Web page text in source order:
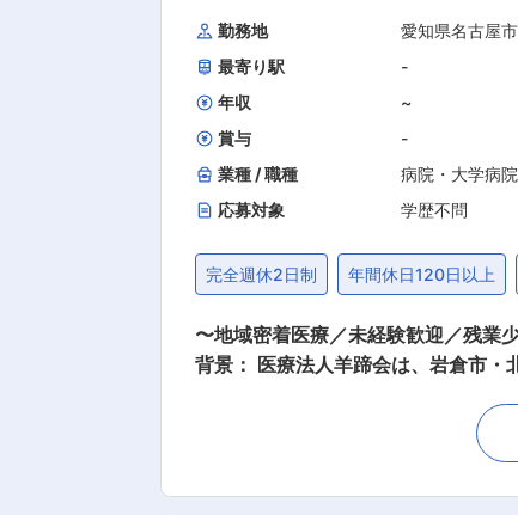
を目指しています。水処理を中心に
ループの一員であり、世界中の先進
勤務地
愛知県名古屋
最寄り駅
-
年収
~
賞与
-
業種 / 職種
病院・大学病
応募対象
学歴不問
完全週休2日制 年間休日120日以上
〜地域密着医療／未経験歓迎／残業少なめ／安定法人で長く働く〜 地域医
背景： 医療法人羊蹄会は、岩倉市
いファミリークリニックにて、受